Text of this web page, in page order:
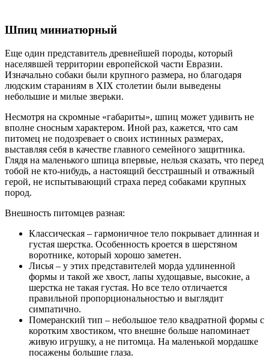
Шпиц миниатюрный
Еще один представитель древнейшей породы, который
населявшей территории европейской части Евразии.
Изначально собаки были крупного размера, но благодаря
людским стараниям в XIX столетии были выведены
небольшие и милые зверьки.
Несмотря на скромные «габариты», шпиц может удивить не
вполне сносным характером. Иной раз, кажется, что сам
питомец не подозревает о своих истинных размерах,
выставляя себя в качестве главного семейного защитника.
Глядя на маленького шпица впервые, нельзя сказать, что перед
тобой не кто-нибудь, а настоящий бесстрашный и отважный
герой, не испытывающий страха перед собаками крупных
пород.
Внешность питомцев разная:
Классическая – гармоничное тело покрывает длинная и
густая шерстка. Особенность кроется в шерстяном
воротнике, который хорошо заметен.
Лисья – у этих представителей морда удлиненной
формы и такой же хвост, лапы худощавые, высокие, а
шерстка не такая густая. Но все тело отличается
правильной пропорциональностью и выглядит
симпатично.
Померанский тип – небольшое тело квадратной формы с
коротким хвостиком, что внешне больше напоминает
живую игрушку, а не питомца. На маленькой мордашке
посажены большие глаза.